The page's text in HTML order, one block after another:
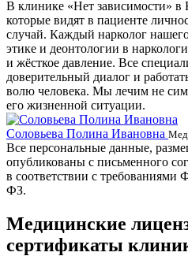
В клинике «Нет зависимости» в
которые видят в пациенте
случай. Каждый нарколог
этике и деонтологии в
и жёсткое давление. Все
доверительный диалог и
волю человека. Мы лечим не
его жизненной ситуации.
Соловьева Полина Ивановна
Все персональные данные,
опубликованы с письменного
в соответствии с требованиями
ФЗ.
Медицинские
сертификаты